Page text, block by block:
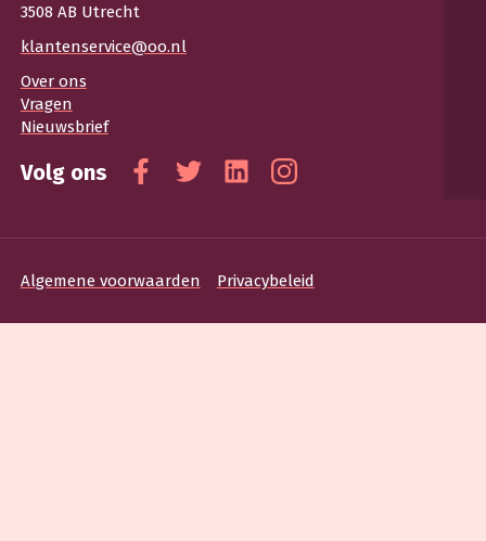
3508 AB Utrecht
klantenservice@oo.nl
Over ons
Vragen
Nieuwsbrief
Volg ons
Facebook
TwitterLinkedinInstagram
Algemene voorwaarden Privacybeleid